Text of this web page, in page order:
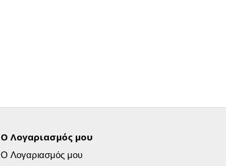
Ο Λογαριασμός μου
Ο Λογαριασμός μου